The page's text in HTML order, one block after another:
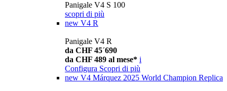
Panigale V4 S 100
scopri di più
new V4 R
Panigale V4 R
da CHF 45´690
da CHF 489 al mese* i
Configura Scopri di più
new V4 Márquez 2025 World Champion Replica